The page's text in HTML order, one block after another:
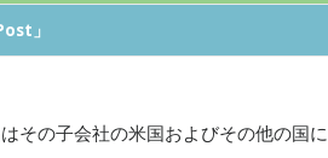
」
その子会社の米国およびその他の国に